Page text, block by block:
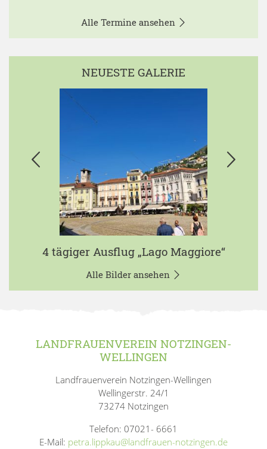
Alle Termine ansehen
NEUESTE GALERIE
4 tägiger Ausflug „Lago Maggiore“
Alle Bilder ansehen
LANDFRAUENVEREIN NOTZINGEN-
WELLINGEN
Landfrauenverein Notzingen-Wellingen
Wellingerstr. 24/1
73274 Notzingen
Telefon: 07021- 6661
E-Mail: petra.lippkau@landfrauen-notzingen.de